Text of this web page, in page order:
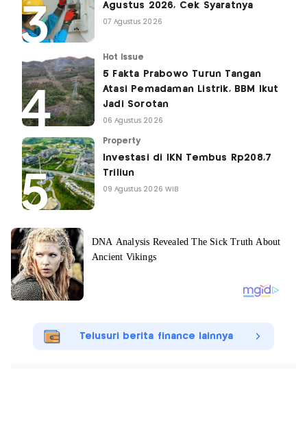
Agustus 2026, Cek Syaratnya
07 Agustus 2026
Hot Issue
5 Fakta Prabowo Turun Tangan
Atasi Pemadaman Listrik, BBM Ikut
Jadi Sorotan
06 Agustus 2026
Property
Investasi di IKN Tembus Rp208,7
Triliun
09 Agustus 2026 WIB
Telusuri berita finance lainnya